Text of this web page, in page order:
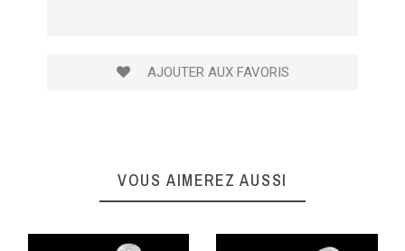
AJOUTER AUX FAVORIS
VOUS AIMEREZ AUSSI